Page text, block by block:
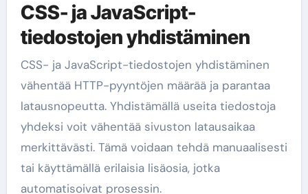
CSS- ja JavaScript-
tiedostojen yhdistäminen
CSS- ja JavaScript-tiedostojen yhdistäminen
vähentää HTTP-pyyntöjen määrää ja parantaa
latausnopeutta. Yhdistämällä useita tiedostoja
yhdeksi voit vähentää sivuston latausaikaa
merkittävästi. Tämä voidaan tehdä manuaalisesti
tai käyttämällä erilaisia lisäosia, jotka
automatisoivat prosessin.